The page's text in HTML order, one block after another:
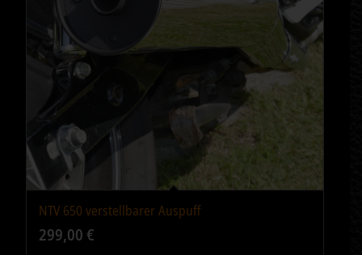
NTV 650 verstellbarer Auspuff
299,00€